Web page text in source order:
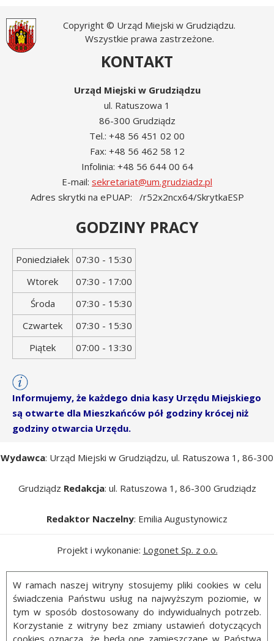
Copyright © Urząd Miejski w Grudziądzu.
Wszystkie prawa zastrzeżone.
KONTAKT
Urząd Miejski w Grudziądzu
ul. Ratuszowa 1
86-300 Grudziądz
Tel.: +48 56 451 02 00
Fax: +48 56 462 58 12
Infolinia: +48 56 644 00 64
E-mail: sekretariat@um.grudziadz.pl
Adres skrytki na ePUAP: /r52x2ncx64/SkrytkaESP
GODZINY PRACY
Dzień
tygodnia
Godziny
otwarcia
Poniedziałek 07:30 - 15:30
Wtorek
07:30 - 17:00
Środa
07:30 - 15:30
Czwartek
07:30 - 15:30
Piątek
07:00 - 13:30
Informujemy, że każdego dnia kasy Urzędu Miejskiego
są otwarte dla Mieszkańców pół godziny krócej niż
godziny otwarcia Urzędu.
Wydawca: Urząd Miejski w Grudziądzu, ul. Ratuszowa 1, 86-300
Grudziądz Redakcja: ul. Ratuszowa 1, 86-300 Grudziądz
Redaktor Naczelny: Emilia Augustynowicz
Projekt i wykonanie: Logonet Sp. z o.o.
W ramach naszej witryny stosujemy pliki cookies w celu
świadczenia Państwu usług na najwyższym poziomie, w
tym w sposób dostosowany do indywidualnych potrzeb.
Korzystanie z witryny bez zmiany ustawień dotyczących
cookies oznacza, że będą one zamieszczane w Państwa